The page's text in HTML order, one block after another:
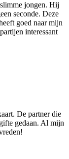
jongen. Hij
seconde. Deze
goed naar mijn
interessant
De partner die
gedaan. Al mijn